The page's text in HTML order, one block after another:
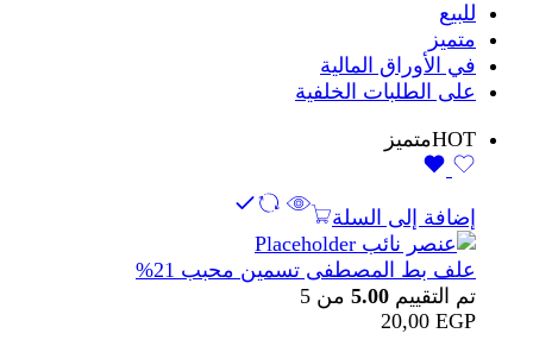
للبيع
متميز
في الأوراق المالية
على الطلبات الخلفية
HOTمتميز
إضافة إلى السلة
علف بط المصطفى تسمين محبب 21%
تم التقييم 5.00 من 5
20,00 EGP